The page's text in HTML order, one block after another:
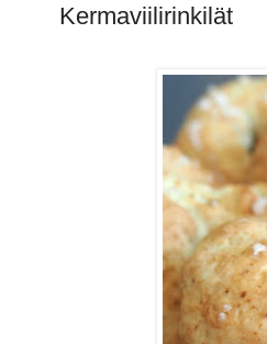
Kermaviilirinkilät